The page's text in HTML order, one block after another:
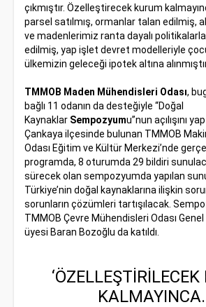
çıkmıştır. Özelleştirecek kurum
parsel satılmış, ormanlar talan edilmiş,
ve madenlerimiz ranta dayalı
edilmiş, yap işlet devret modelleriyle
ülkemizin geleceği ipotek altına
TMMOB Maden Mühendisleri Odası,
bağlı 11 odanın da desteğiyle “Doğal
Kaynaklar Sempozyumu”nun açılışını
Çankaya ilçesinde bulunan TMMOB
Odası Eğitim ve Kültür Merkezi’nde
programda, 8 oturumda 29 bildiri
sürecek olan sempozyumda yapılan
Türkiye’nin doğal kaynaklarına ilişkin
sorunların çözümleri tartışılacak.
TMMOB Çevre Mühendisleri Odası Genel
üyesi Baran Bozoğlu da katıldı.